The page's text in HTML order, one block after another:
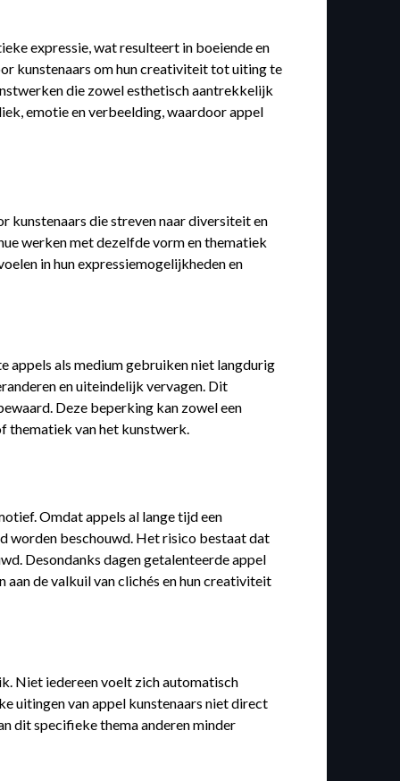
expressie, wat resulteert in boeiende en
kunstenaars om hun creativiteit tot uiting te
die zowel esthetisch aantrekkelijk
emotie en verbeelding, waardoor appel
kunstenaars die streven naar diversiteit en
werken met dezelfde vorm en thematiek
in hun expressiemogelijkheden en
appels als medium gebruiken niet langdurig
en uiteindelijk vervagen. Dit
Deze beperking kan zowel een
thematiek van het kunstwerk.
Omdat appels al lange tijd een
worden beschouwd. Het risico bestaat dat
Desondanks dagen getalenteerde appel
de valkuil van clichés en hun creativiteit
Niet iedereen voelt zich automatisch
uitingen van appel kunstenaars niet direct
dit specifieke thema anderen minder